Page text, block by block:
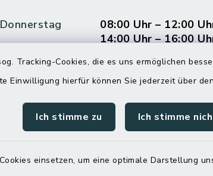
Tracking-Cookies, die es uns ermöglichen
Einwilligung hierfür können Sie jederzeit über
Ich stimme zu Ich stimme
einsetzen, um eine optimale Darstellung
08:00 Uhr – 12:00
14:00 Uhr – 16:00
08:00 Uhr – 12:00
ein dringendes Anliegen, finden aber